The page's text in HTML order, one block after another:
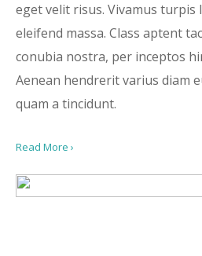
eget velit risus. Vivamus
eleifend massa. Class aptent
conubia nostra, per inceptos
Aenean hendrerit varius diam
quam a tincidunt.
Read More ›